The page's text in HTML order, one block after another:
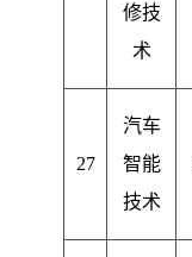
修技
术
27
汽车
智能
技术